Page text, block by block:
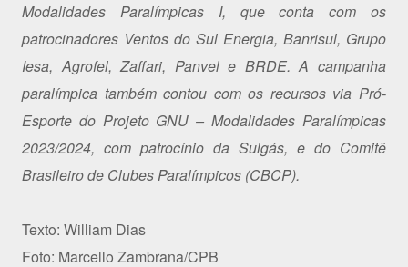
Modalidades Paralímpicas I, que conta com os
patrocinadores Ventos do Sul Energia, Banrisul, Grupo
Iesa, Agrofel, Zaffari, Panvel e BRDE. A campanha
paralímpica também contou com os recursos via Pró-
Esporte do Projeto GNU – Modalidades Paralímpicas
2023/2024, com patrocínio da Sulgás, e do Comitê
Brasileiro de Clubes Paralímpicos (CBCP).
Texto: William Dias
Foto: Marcello Zambrana/CPB